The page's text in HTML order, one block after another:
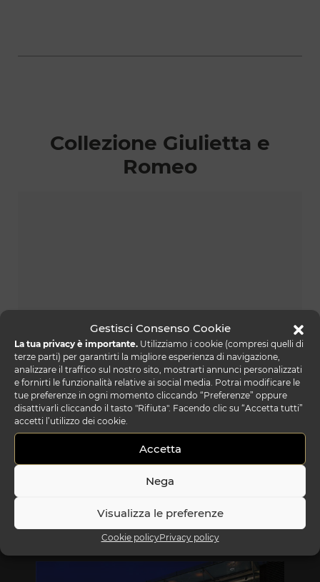
Gestisci Consenso Cookie
La tua privacy è importante. Utilizziamo i cookie (compresi quelli di
terze parti) per garantirti la migliore esperienza di navigazione,
analizzare il traffico sul nostro sito, mostrarti annunci personalizzati
e fornirti le funzionalità relative ai social media. Potrai modificare le
tue preferenze in ogni momento cliccando “Preferenze” oppure
disattivarli cliccando il tasto "Rifiuta". Facendo clic su “Accetta tutti”
accetti l’utilizzo dei cookie.
Accetta
Nega
Visualizza le preferenze
Cookie policyPrivacy policy
Collezione Giulietta e
Romeo
giulietta – romeo settimanale